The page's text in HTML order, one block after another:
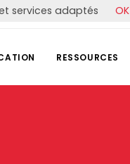
RESSOURCES
services adaptés OK